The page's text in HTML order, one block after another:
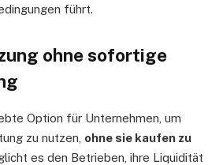
führt.
ohne sofortige
Option für Unternehmen, um
zu nutzen, ohne sie kaufen zu
es den Betrieben, ihre Liquidität